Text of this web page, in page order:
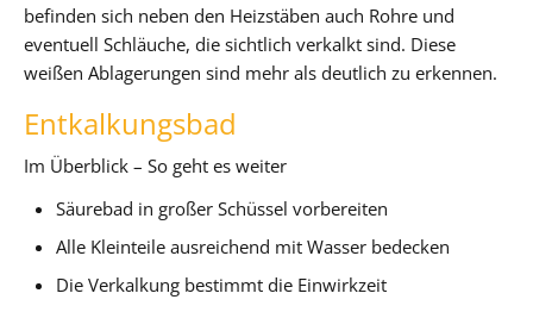
befinden sich neben den Heizstäben auch Rohre und
eventuell Schläuche, die sichtlich verkalkt sind. Diese
weißen Ablagerungen sind mehr als deutlich zu erkennen.
Entkalkungsbad
Im Überblick – So geht es weiter
Säurebad in großer Schüssel vorbereiten
Alle Kleinteile ausreichend mit Wasser bedecken
Die Verkalkung bestimmt die Einwirkzeit